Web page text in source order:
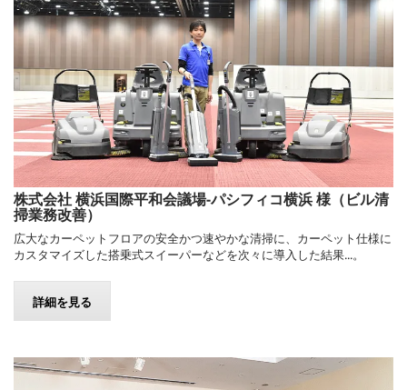
株式会社 横浜国際平和会議場-パシフィコ横浜 様（ビル清
掃業務改善）
広大なカーペットフロアの安全かつ速やかな清掃に、カーペット仕様に
カスタマイズした搭乗式スイーパーなどを次々に導入した結果...。
詳細を見る